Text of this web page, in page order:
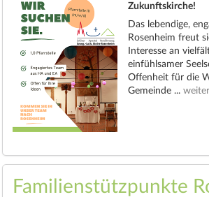
Zukunftskirche!
Das lebendige,
Rosenheim freut
Interesse an
einfühlsamer
Offenheit für die
Gemeinde ...
Familienstützpunkte